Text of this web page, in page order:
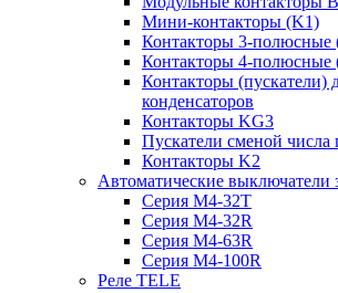
Мини-контакторы (K1)
Контакторы 3-полюсные
Контакторы 4-полюсные
Контакторы (пускатели)
конденсаторов
Контакторы KG3
Пускатели сменой числа
Контакторы K2
Автоматические выключатели
Серия M4-32T
Серия M4-32R
Серия M4-63R
Серия M4-100R
Реле TELE